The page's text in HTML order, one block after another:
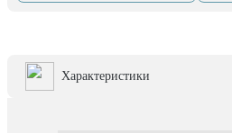
Характеристики